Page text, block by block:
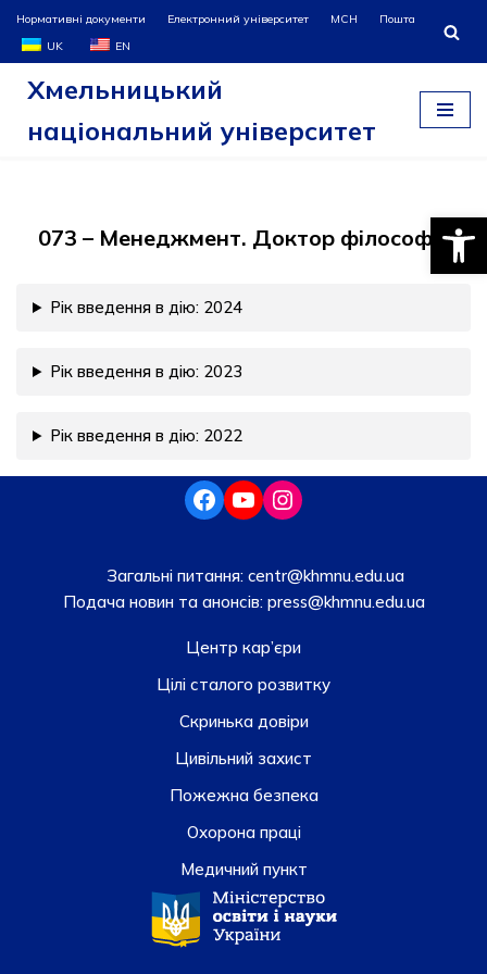
Перейти
до
Нормативні документи Електронний університет МСН
Пошта
UK
EN
Хмельницький
національний університет
073 – Менеджмент. Доктор філософії.
Рік введення в дію: 2024
Рік введення в дію: 2023
Рік введення в дію: 2022
Загальні питання: centr@khmnu.edu.ua
Подача новин та анонсів:press@khmnu.edu.ua
Центр кар’єри
Цілі сталого розвитку
Скринька довiри
Цивільний захист
Пожежна безпека
Охорона праці
Медичний пункт